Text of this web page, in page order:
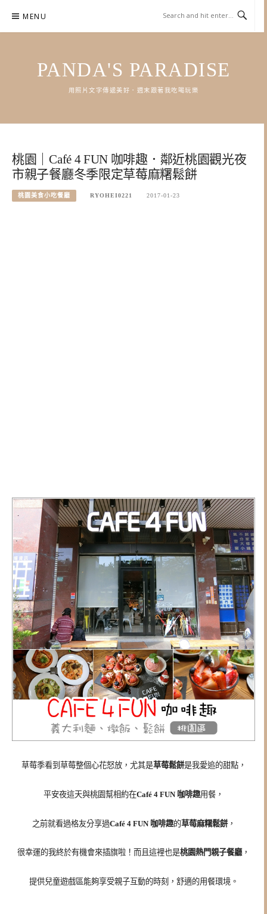
content
MENU
PANDA'S PARADISE
用照片文字傳遞美好．週末跟著我吃喝玩樂
桃園｜Café 4 FUN 咖啡趣．鄰近桃園觀光夜
市親子餐廳冬季限定草莓麻糬鬆餅
桃園美食小吃餐廳 RYOHEI0221 2017-01-23
草莓季看到草莓整個心花怒放，尤其是草莓鬆餅是我愛追的甜點，
平安夜這天與桃園幫相約在Café 4 FUN 咖啡趣用餐，
之前就看過格友分享過Café 4 FUN 咖啡趣的草莓麻糬鬆餅，
很幸運的我終於有機會來插旗啦！而且這裡也是桃園熱門親子餐廳，
提供兒童遊戲區能夠享受親子互動的時刻，舒適的用餐環境。